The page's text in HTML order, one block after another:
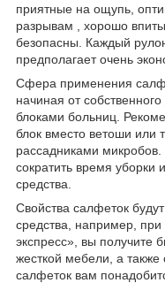
приятные на ощупь,
разрывам , хорошо
безопасны. Каждый
предполагает очень
Сфера применения
начиная от
блоками больниц.
блок вместо ветоши или
рассадниками
сократить время
средства.
Свойства салфеток
средства, например,
экспресс», вы получите
жесткой мебели, а также
салфеток вам